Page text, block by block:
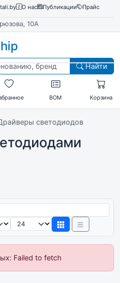
О нас Публикации
Прайс
10А
Найти
BOM Корзина
светодиодов
Товаров на странице
Failed to fetch